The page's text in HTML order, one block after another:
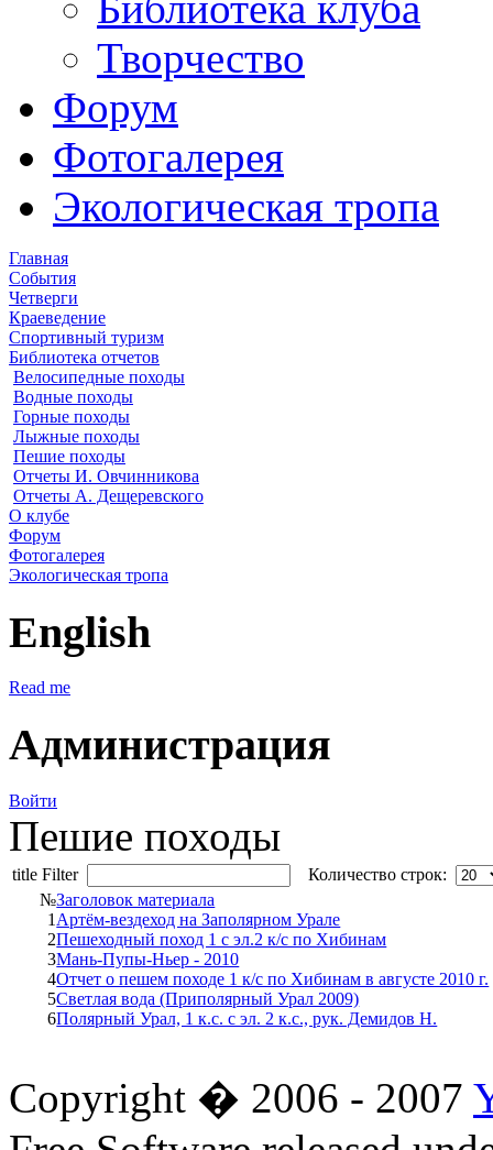
Творчество
Форум
Фотогалерея
Экологическая тропа
Главная
События
Четверги
Краеведение
Спортивный туризм
Библиотека отчетов
Велосипедные походы
Водные походы
Горные походы
Лыжные походы
Пешие походы
Отчеты И. Овчинникова
Отчеты А. Дещеревского
О клубе
Форум
Фотогалерея
Экологическая тропа
English
Read me
Администрация
Войти
Пешие походы
title Filter
Количество строк:
№Заголовок материала
1 Артём-вездеход на Заполярном Урале
2Пешеходный поход 1 с эл.2 к/с по Хибинам
3Мань-Пупы-Ньер - 2010
4Отчет о пешем походе 1 к/с по Хибинам в августе 2010 г.
5Светлая вода (Приполярный Урал 2009)
6Полярный Урал, 1 к.с. с эл. 2 к.с., рук. Демидов Н.
Copyright � 2006 - 2007